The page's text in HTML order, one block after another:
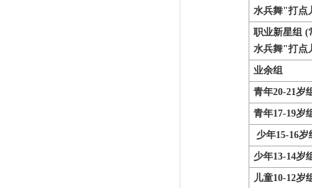
水兵舞"打点
职业新星组 (
水兵舞"打点
业余组
青年20-21岁
青年17-19岁
少年15-16岁
少年13-14岁
儿童10-12岁